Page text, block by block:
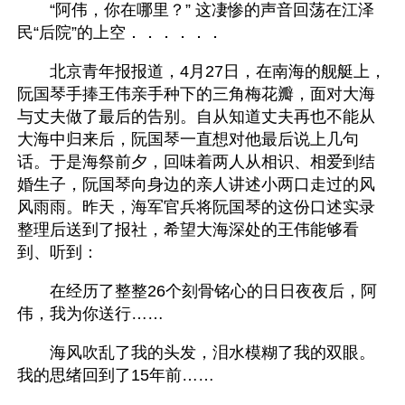
“阿伟，你在哪里？” 这凄惨的声音回荡在江泽
民“后院”的上空．．．．．．
北京青年报报道，4月27日，在南海的舰艇上，
阮国琴手捧王伟亲手种下的三角梅花瓣，面对大海
与丈夫做了最后的告别。自从知道丈夫再也不能从
大海中归来后，阮国琴一直想对他最后说上几句
话。于是海祭前夕，回味着两人从相识、相爱到结
婚生子，阮国琴向身边的亲人讲述小两口走过的风
风雨雨。昨天，海军官兵将阮国琴的这份口述实录
整理后送到了报社，希望大海深处的王伟能够看
到、听到：
在经历了整整26个刻骨铭心的日日夜夜后，阿
伟，我为你送行……
海风吹乱了我的头发，泪水模糊了我的双眼。
我的思绪回到了15年前……